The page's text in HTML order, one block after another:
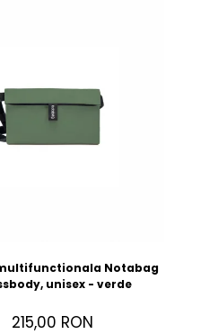
Notabag
unisex - verde
215,00 RON